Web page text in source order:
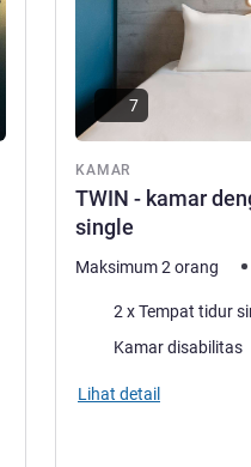
KAMAR
TWIN - kamar
single
7
Maksimum 2 orang
Selimut2 x Tempat tidur
Kamar disabilitas
Lihat detail